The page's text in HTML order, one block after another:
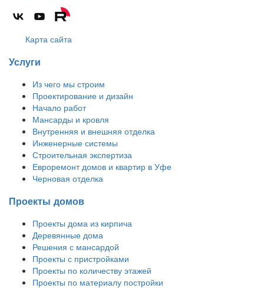
Карта сайта
Услуги
Из чего мы строим
Проектирование и дизайн
Начало работ
Мансарды и кровля
Внутренняя и внешняя отделка
Инженерные системы
Строительная экспертиза
Евроремонт домов и квартир в Уфе
Черновая отделка
Проекты домов
Проекты дома из кирпича
Деревянные дома
Решения с мансардой
Проекты с пристройками
Проекты по количеству этажей
Проекты по материалу постройки